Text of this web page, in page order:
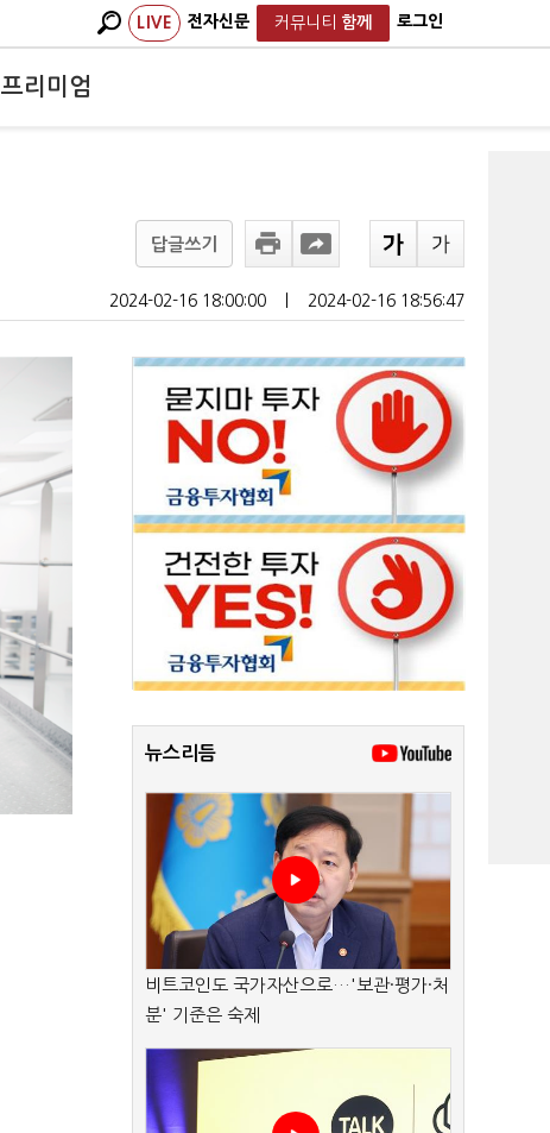
LIVE 전자신문 커뮤니티 함께 로그인
프리미엄
답글쓰기
2024-02-16 18:00:00 2024-02-16 18:56:47
뉴스리듬
비트코인도 국가자산으로…'보관·평가·처
분' 기준은 숙제